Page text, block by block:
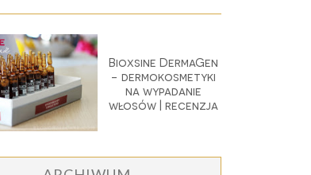
Bioxsine DermaGen
- dermokosmetyki
na wypadanie
włosów | recenzja